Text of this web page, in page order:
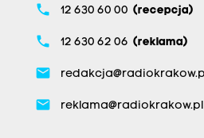
phone 12 630 60 00 (recepcja)
phone 12 630 62 06 (reklama)
email redakcja@radiokrakow.pl
email reklama@radiokrakow.pl